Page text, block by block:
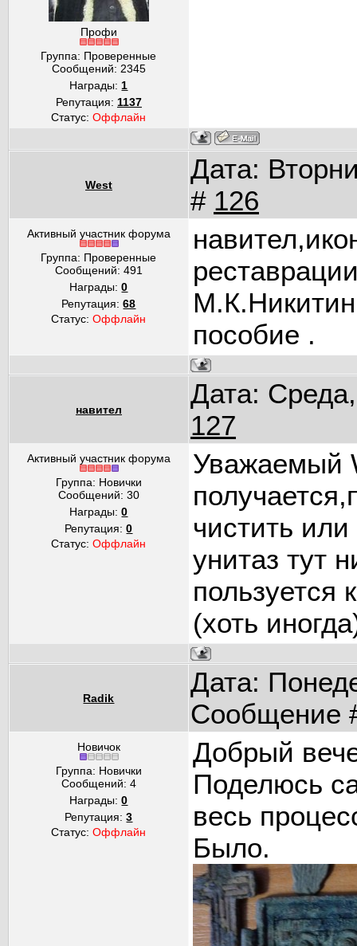
Профи
Группа: Проверенные
Сообщений: 2345
Награды: 1
Репутация: 1137
Статус:Оффлайн
West
Дата:
# 126
Активный участник форума
Группа: Проверенные
Сообщений: 491
Награды:0
Репутация:68
Статус:Оффлайн
пособие .
навител
Дата:
127
Активный участник форума
Группа: Новички
Сообщений: 30
Награды:0
Репутация:0
Статус:Оффлайн
Уважаемый
чистить
унитаз тут
пользуется
(хоть
Radik
Дата:
Сообщение
Новичок
Группа: Новички
Сообщений: 4
Награды:0
Репутация:3
Статус:Оффлайн
Добрый
Поделюсь
весь
Было.